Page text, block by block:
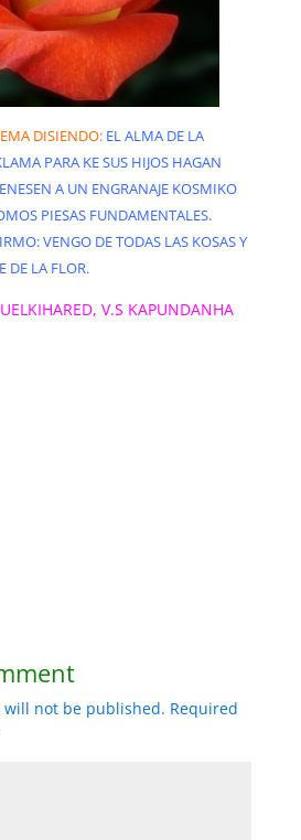
DISIENDO: EL ALMA DE LA
PARA KE SUS HIJOS HAGAN
A UN ENGRANAJE KOSMIKO
PIESAS FUNDAMENTALES.
VENGO DE TODAS LAS KOSAS Y
DE LA FLOR.
V.S KAPUNDANHA
will not be published. Required